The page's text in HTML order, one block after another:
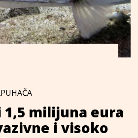
1,5 milijuna eura
i visoko